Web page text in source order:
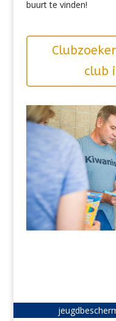
buurt te vinden!
club